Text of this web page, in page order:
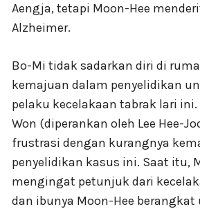
Aengja, tetapi Moon-Hee
Alzheimer.
Bo-Mi tidak sadarkan diri di
kemajuan dalam penyelidikan
pelaku kecelakaan tabrak lari ini.
Won (diperankan oleh Lee Hee-
frustrasi dengan kurangnya
penyelidikan kasus ini. Saat itu,
mengingat petunjuk dari
dan ibunya Moon-Hee